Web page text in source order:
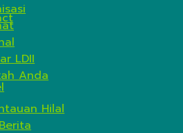
LDII
Anda
Hilal